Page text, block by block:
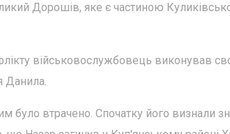
Дорошів, яке є частиною
військовослужбовець виконував
Данила.
було втрачено. Спочатку його визнали